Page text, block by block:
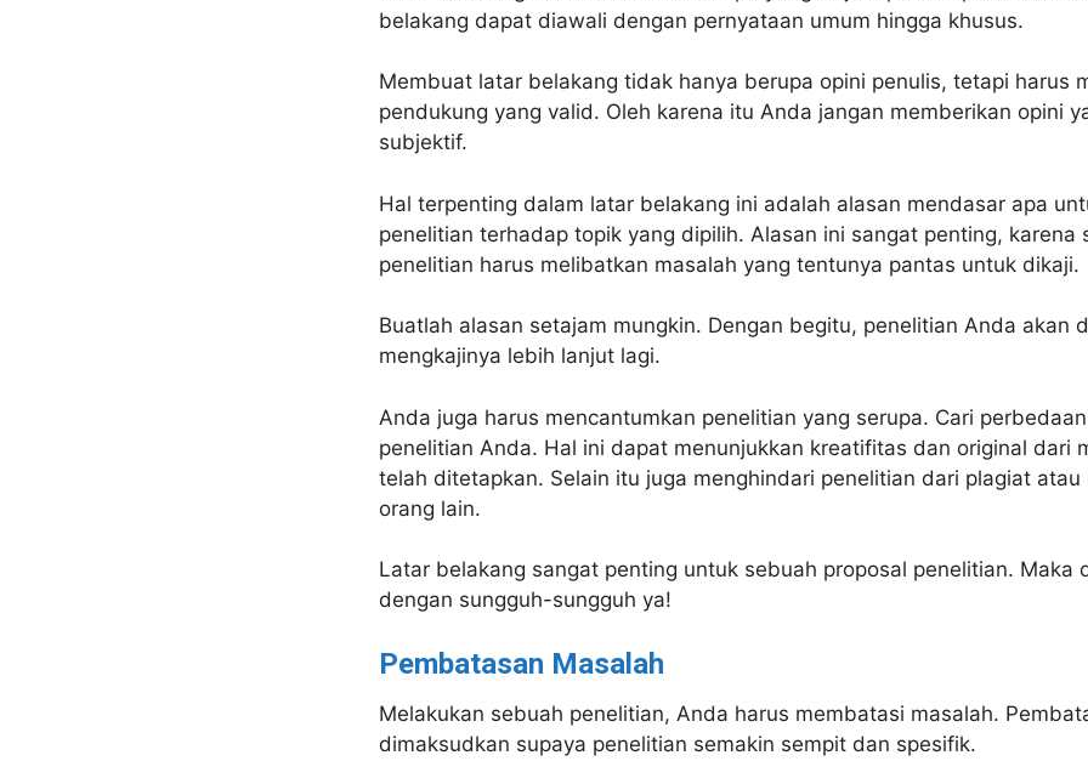
belakang dapat diawali dengan pernyataan umum hingga khusus.
Membuat latar belakang tidak hanya berupa opini penulis, tetapi harus
pendukung yang valid. Oleh karena itu Anda jangan memberikan opini
subjektif.
Hal terpenting dalam latar belakang ini adalah alasan mendasar apa
penelitian terhadap topik yang dipilih. Alasan ini sangat penting, karena
penelitian harus melibatkan masalah yang tentunya pantas untuk dikaji.
Buatlah alasan setajam mungkin. Dengan begitu, penelitian Anda akan
mengkajinya lebih lanjut lagi.
Anda juga harus mencantumkan penelitian yang serupa. Cari
penelitian Anda. Hal ini dapat menunjukkan kreatifitas dan original dari
telah ditetapkan. Selain itu juga menghindari penelitian dari plagiat atau
orang lain.
Latar belakang sangat penting untuk sebuah proposal penelitian. Maka
dengan sungguh-sungguh ya!
Pembatasan Masalah
Melakukan sebuah penelitian, Anda harus membatasi masalah.
dimaksudkan supaya penelitian semakin sempit dan spesifik.